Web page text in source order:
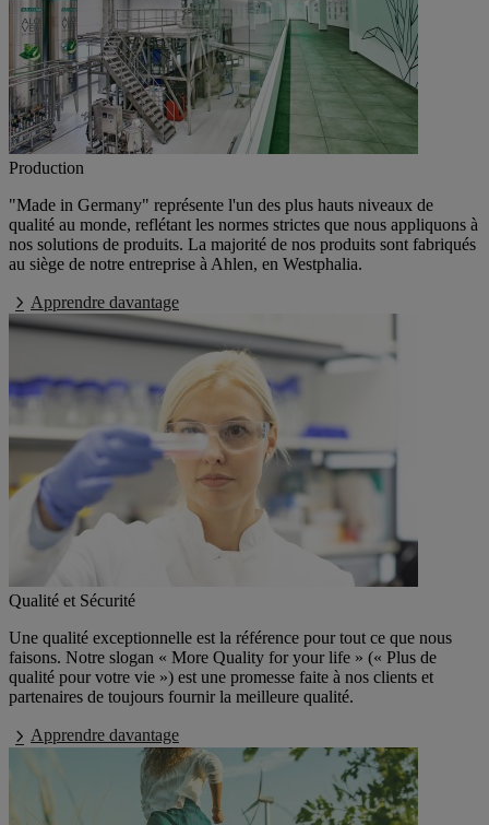
Production
"Made in Germany" représente l'un des plus hauts niveaux de
qualité au monde, reflétant les normes strictes que nous appliquons à
nos solutions de produits. La majorité de nos produits sont fabriqués
au siège de notre entreprise à Ahlen, en Westphalia.
Apprendre davantage
Qualité et Sécurité
Une qualité exceptionnelle est la référence pour tout ce que nous
faisons. Notre slogan « More Quality for your life » (« Plus de
qualité pour votre vie ») est une promesse faite à nos clients et
partenaires de toujours fournir la meilleure qualité.
Apprendre davantage